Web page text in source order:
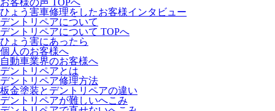
お客様の声 TOPへ
ひょう害車修理をしたお客様インタビュー
デントリペアについて
デントリペアについて TOPへ
ひょう害にあったら
個人のお客様へ
自動車業界のお客様へ
デントリペアとは
デントリペア修理方法
板金塗装とデントリペアの違い
デントリペアが難しいへこみ